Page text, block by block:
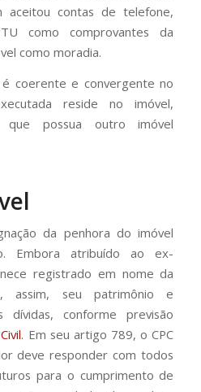
aceitou contas de telefone,
como comprovantes da
como moradia.
coerente e convergente no
reside no imóvel,
possua outro imóvel
da penhora do imóvel
Embora atribuído ao ex-
registrado em nome da
assim, seu patrimônio e
dívidas, conforme previsão
. Em seu artigo 789, o CPC
deve responder com todos
para o cumprimento de